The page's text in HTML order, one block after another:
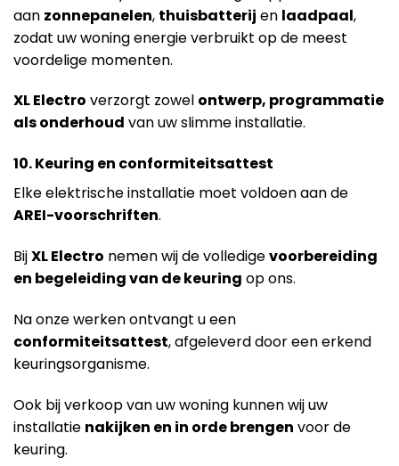
aan zonnepanelen, thuisbatterij en laadpaal,
zodat uw woning energie verbruikt op de meest
voordelige momenten.
XL Electro verzorgt zowel ontwerp, programmatie
als onderhoud van uw slimme installatie.
10. Keuring en conformiteitsattest
Elke elektrische installatie moet voldoen aan de
AREI-voorschriften.
BijXL Electro nemen wij de volledigevoorbereiding
en begeleiding van de keuring op ons.
Na onze werken ontvangt u een
conformiteitsattest, afgeleverd door een erkend
keuringsorganisme.
Ook bij verkoop van uw woning kunnen wij uw
installatie nakijken en in orde brengen voor de
keuring.